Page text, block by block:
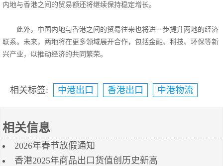
内地与香港之间的贸易额还将继续保持稳定增长。
此外，中国内地与香港之间的贸易往来也将进一步提升两地的经济
联系。未来，两地将在更多领域展开合作，包括金融、科技、环保等新
兴产业，以推动经济的共同繁荣。
相关标签: 中港出口 香港出口 中港物流
相关信息
2026年春节放假通知
香港2025年商品出口货值创历史新高